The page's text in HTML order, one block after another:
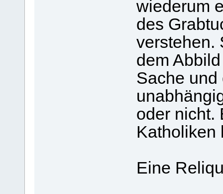
wiederum
des
verstehen.
dem
Sache und
oder nicht.
Katholiken
Eine